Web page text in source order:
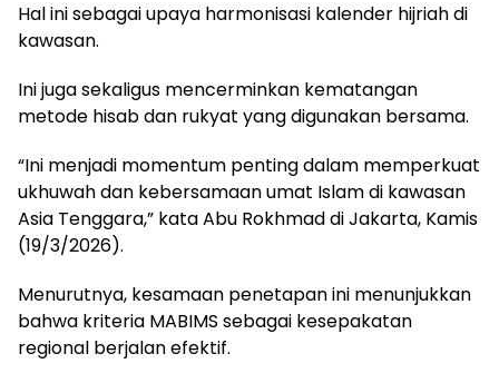
Hal ini sebagai upaya harmonisasi kalender hijriah di
kawasan.
Ini juga sekaligus mencerminkan kematangan
metode hisab dan rukyat yang digunakan bersama.
“Ini menjadi momentum penting dalam memperkuat
ukhuwah dan kebersamaan umat Islam di kawasan
Asia Tenggara,” kata Abu Rokhmad di Jakarta, Kamis
(19/3/2026).
Menurutnya, kesamaan penetapan ini menunjukkan
bahwa kriteria MABIMS sebagai kesepakatan
regional berjalan efektif.